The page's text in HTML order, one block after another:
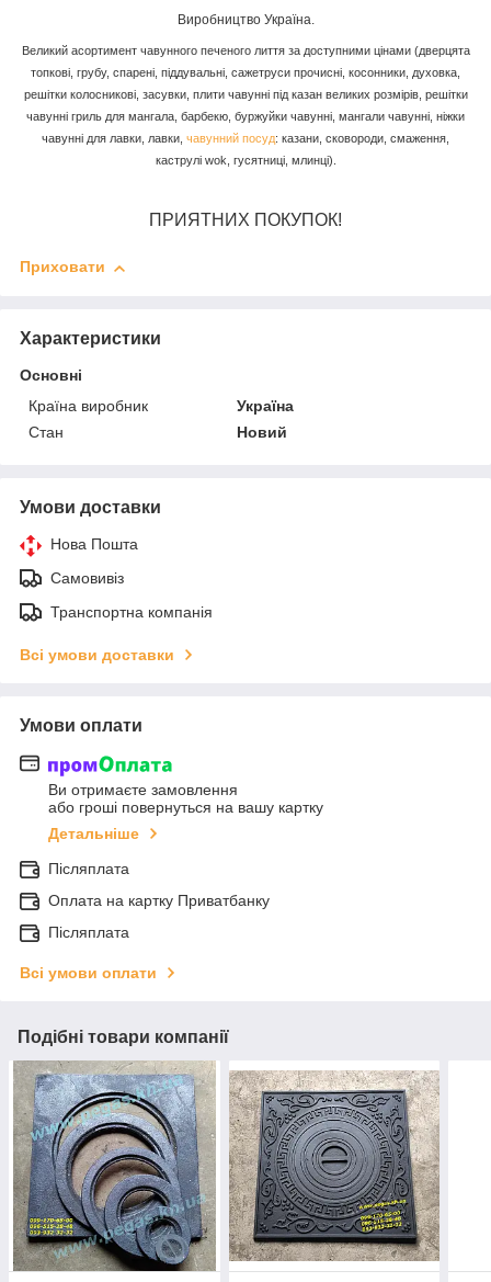
Виробництво Україна.
Великий асортимент чавунного печеного лиття за доступними цінами (дверцята
топкові, грубу, спарені, піддувальні, сажетруси прочисні, косонники, духовка,
решітки колосникові, засувки, плити чавунні під казан великих розмірів, решітки
чавунні гриль для мангала, барбекю, буржуйки чавунні, мангали чавунні, ніжки
чавунні для лавки, лавки, чавунний посуд: казани, сковороди, смаження,
каструлі wok, гусятниці, млинці).
ПРИЯТНИХ ПОКУПОК!
Приховати
Характеристики
Основні
Країна виробник
Україна
Стан
Новий
Умови доставки
Нова Пошта
Самовивіз
Транспортна компанія
Всі умови доставки
Умови оплати
Ви отримаєте замовлення
або гроші повернуться на вашу картку
Детальніше
Післяплата
Оплата на картку Приватбанку
Післяплата
Всі умови оплати
Подібні товари компанії